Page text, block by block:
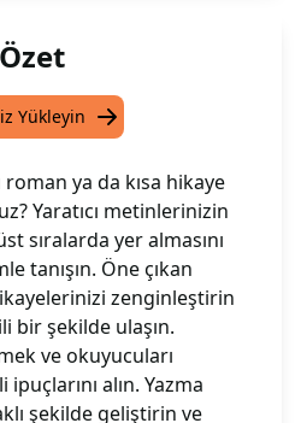
Özet
Yükleyin
roman ya da kısa hikaye
Yaratıcı metinlerinizin
sıralarda yer almasını
tanışın. Öne çıkan
zenginleştirin
bir şekilde ulaşın.
ve okuyucuları
alın. Yazma
şekilde geliştirin ve